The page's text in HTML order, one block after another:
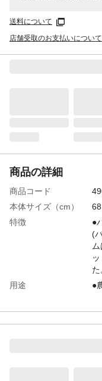
送料について
店舗受取のお支払いについて
商品の詳細
商品コード
本体サイズ（cm）
特徴
●
(
た
用途
●
材質
本